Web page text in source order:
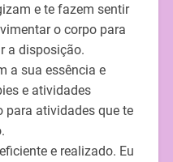
e te fazem sentir
o corpo para
a disposição.
a sua essência e
e atividades
para atividades que te
e realizado. Eu